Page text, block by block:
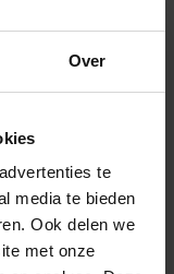
Over
te
media te bieden
Ook delen we
met onze
rijafstand
die goed